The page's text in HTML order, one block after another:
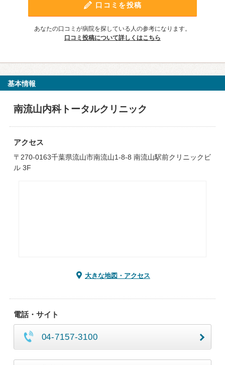
口コミを投稿
あなたの口コミが病院を探している人の参考になります。
口コミ投稿について詳しくはこちら
基本情報
南流山内科トータルクリニック
アクセス
〒270-0163千葉県流山市南流山1-8-8 南流山駅前クリニックビ
ル 3F
大きな地図・アクセス
電話・サイト
04-7157-3100